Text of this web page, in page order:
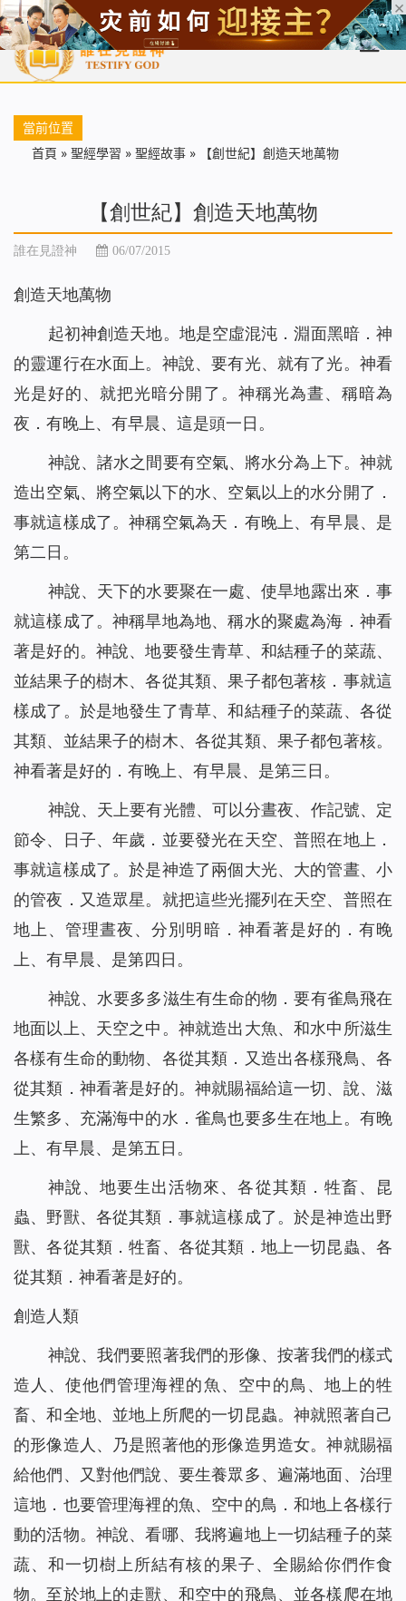
首頁 每日靈糧 天國福音 基督徒見證 信仰解答 聖經
當前位置
首頁 » 聖經學習 » 聖經故事 » 【創世紀】創造天地萬物
【創世紀】創造天地萬物
誰在見證神 06/07/2015
創造天地萬物
起初神創造天地。地是空虛混沌．淵面黑暗．神
的靈運行在水面上。神說、要有光、就有了光。神看
光是好的、就把光暗分開了。神稱光為晝、稱暗為
夜．有晚上、有早晨、這是頭一日。
神說、諸水之間要有空氣、將水分為上下。神就
造出空氣、將空氣以下的水、空氣以上的水分開了．
事就這樣成了。神稱空氣為天．有晚上、有早晨、是
第二日。
神說、天下的水要聚在一處、使旱地露出來．事
就這樣成了。神稱旱地為地、稱水的聚處為海．神看
著是好的。神說、地要發生青草、和結種子的菜蔬、
並結果子的樹木、各從其類、果子都包著核．事就這
樣成了。於是地發生了青草、和結種子的菜蔬、各從
其類、並結果子的樹木、各從其類、果子都包著核。
神看著是好的．有晚上、有早晨、是第三日。
神說、天上要有光體、可以分晝夜、作記號、定
節令、日子、年歲．並要發光在天空、普照在地上．
事就這樣成了。於是神造了兩個大光、大的管晝、小
的管夜．又造眾星。就把這些光擺列在天空、普照在
地上、管理晝夜、分別明暗．神看著是好的．有晚
上、有早晨、是第四日。
神說、水要多多滋生有生命的物．要有雀鳥飛在
地面以上、天空之中。神就造出大魚、和水中所滋生
各樣有生命的動物、各從其類．又造出各樣飛鳥、各
從其類．神看著是好的。神就賜福給這一切、說、滋
生繁多、充滿海中的水．雀鳥也要多生在地上。有晚
上、有早晨、是第五日。
神說、地要生出活物來、各從其類．牲畜、昆
蟲、野獸、各從其類．事就這樣成了。於是神造出野
獸、各從其類．牲畜、各從其類．地上一切昆蟲、各
從其類．神看著是好的。
創造人類
神說、我們要照著我們的形像、按著我們的樣式
造人、使他們管理海裡的魚、空中的鳥、地上的牲
畜、和全地、並地上所爬的一切昆蟲。神就照著自己
的形像造人、乃是照著他的形像造男造女。神就賜福
給他們、又對他們說、要生養眾多、遍滿地面、治理
這地．也要管理海裡的魚、空中的鳥．和地上各樣行
動的活物。神說、看哪、我將遍地上一切結種子的菜
蔬、和一切樹上所結有核的果子、全賜給你們作食
物。至於地上的走獸、和空中的飛鳥、並各樣爬在地